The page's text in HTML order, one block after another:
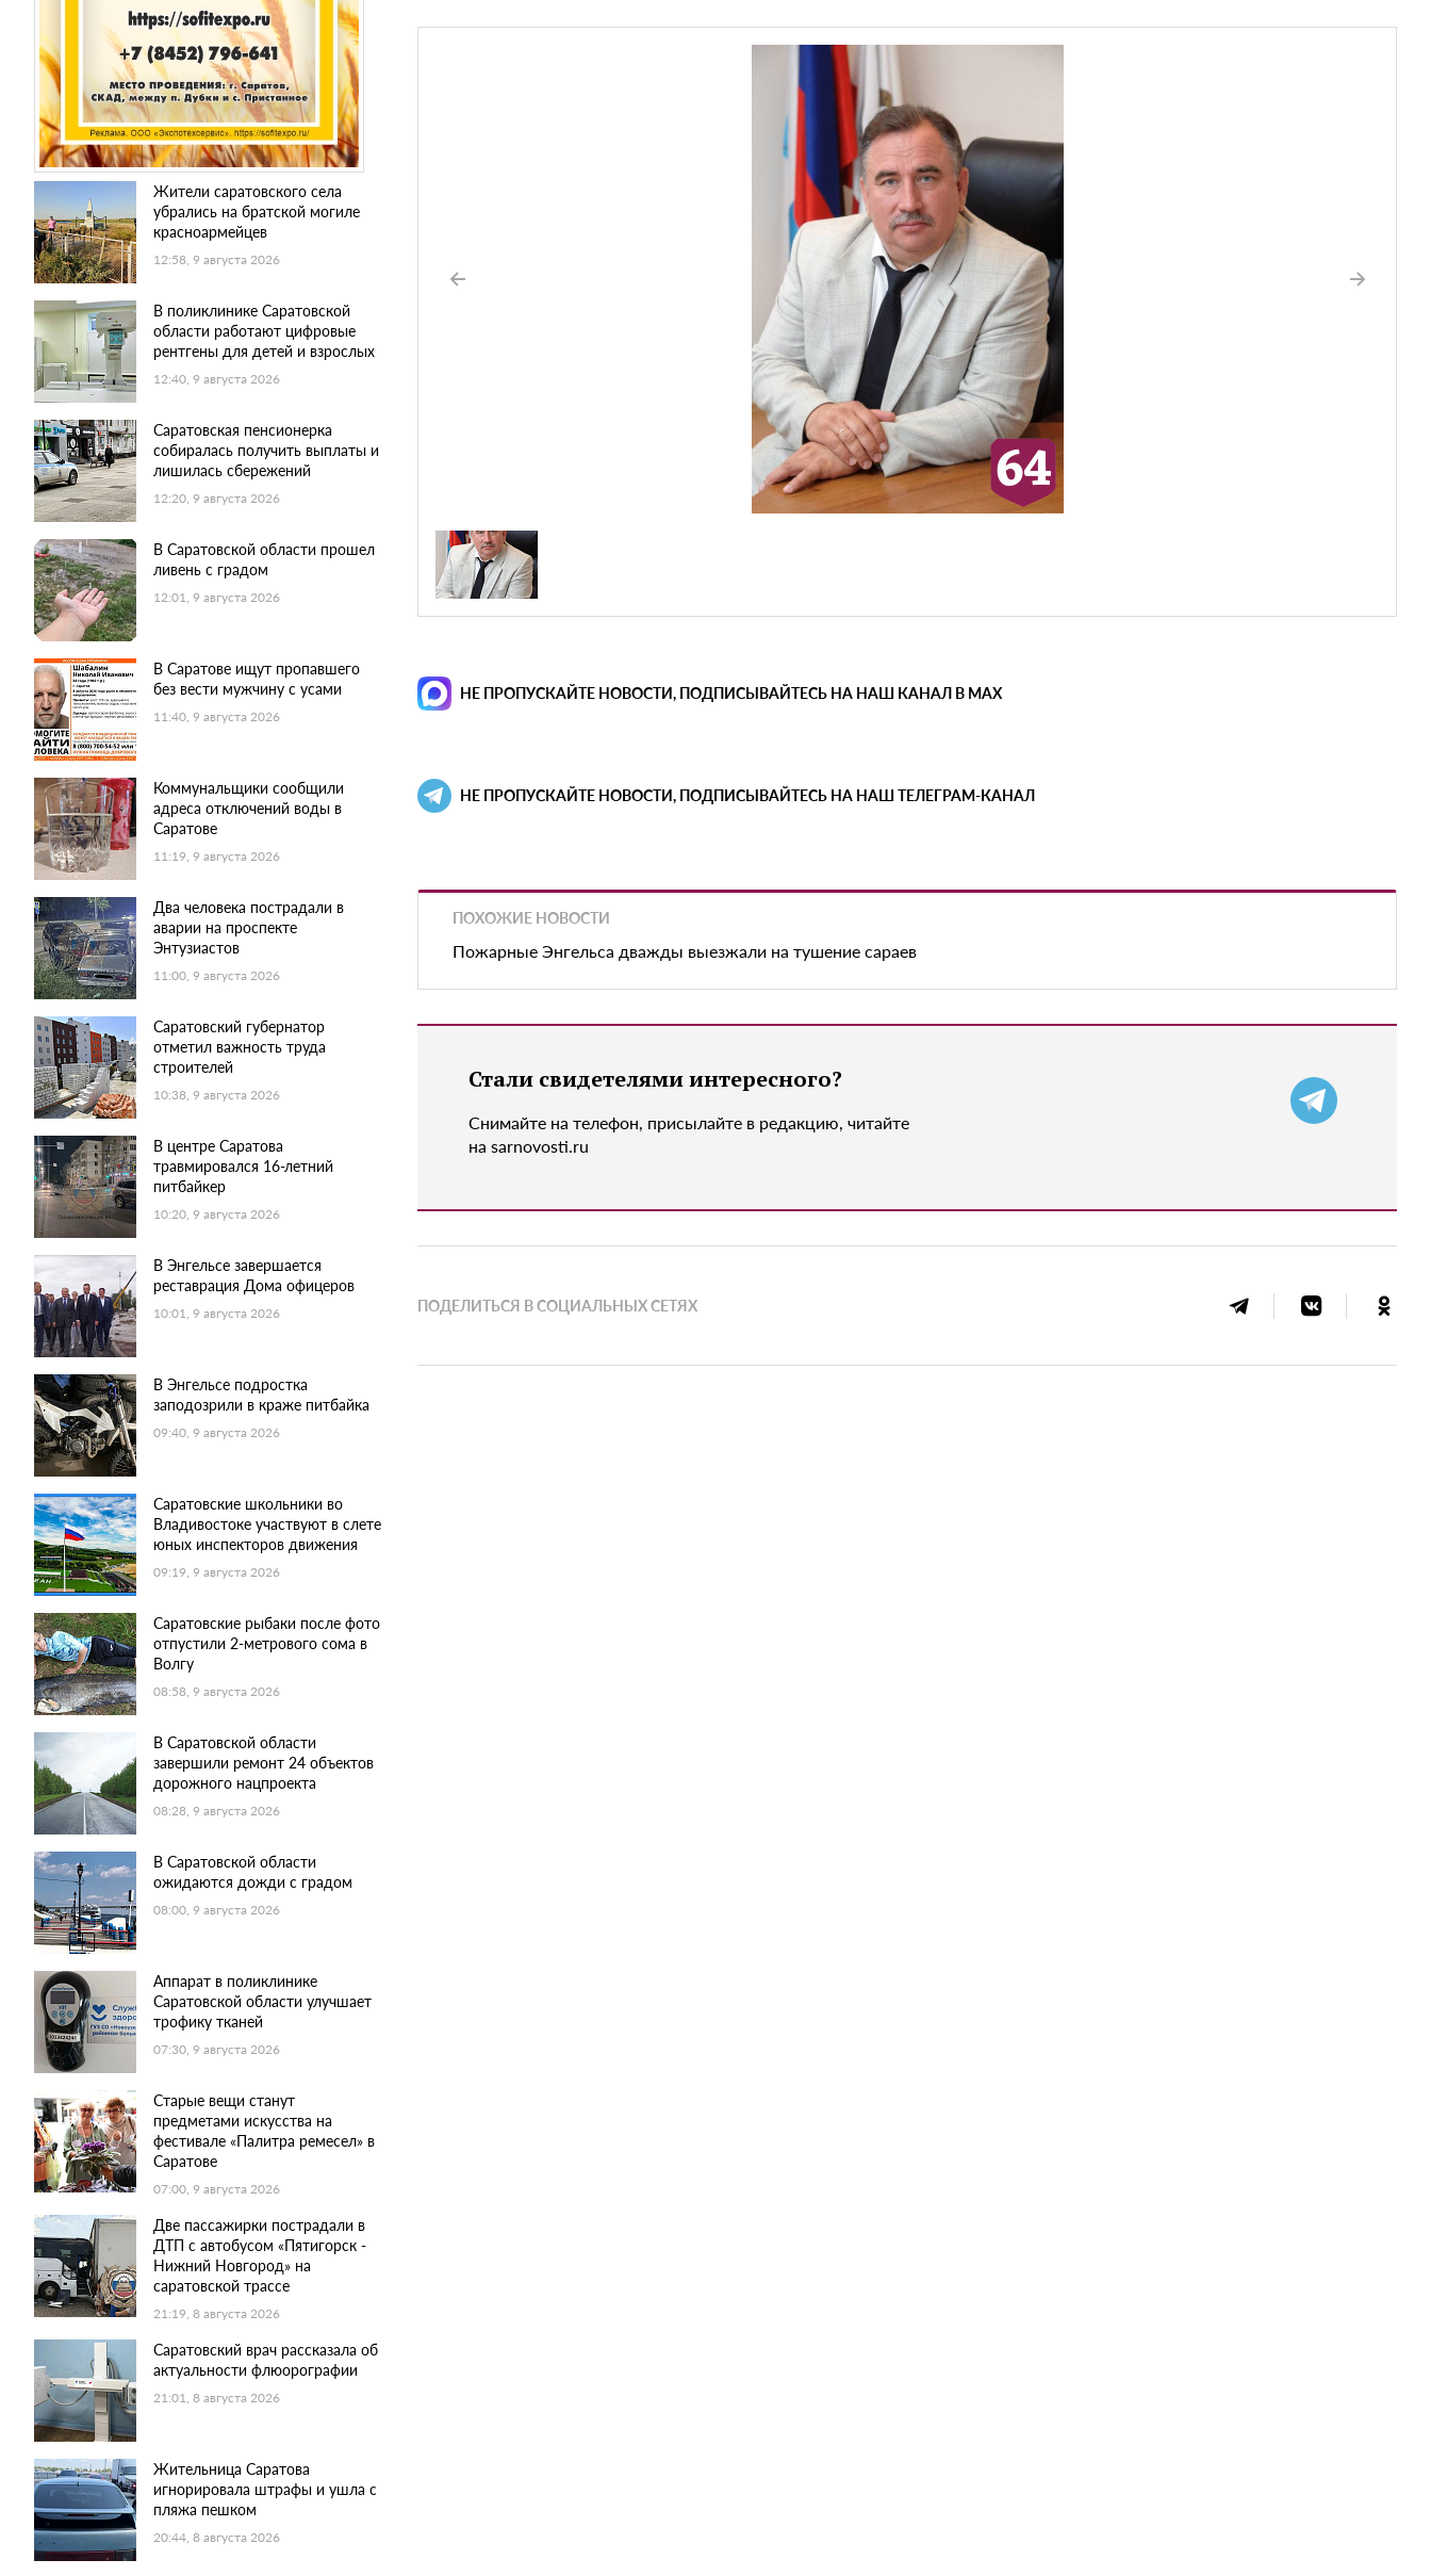
Жители саратовского села
убрались на братской могиле
красноармейцев
12:58, 9 августа 2026
В поликлинике Саратовской
области работают цифровые
рентгены для детей и взрослых
12:40, 9 августа 2026
Саратовская пенсионерка
собиралась получить выплаты и
лишилась сбережений
12:20, 9 августа 2026
В Саратовской области прошел
ливень с градом
12:01, 9 августа 2026
В Саратове ищут пропавшего
без вести мужчину с усами
11:40, 9 августа 2026
Коммунальщики сообщили
адреса отключений воды в
Саратове
11:19, 9 августа 2026
Два человека пострадали в
аварии на проспекте
Энтузиастов
11:00, 9 августа 2026
Саратовский губернатор
отметил важность труда
строителей
10:38, 9 августа 2026
В центре Саратова
травмировался 16-летний
питбайкер
10:20, 9 августа 2026
В Энгельсе завершается
реставрация Дома офицеров
10:01, 9 августа 2026
В Энгельсе подростка
заподозрили в краже питбайка
09:40, 9 августа 2026
Саратовские школьники во
Владивостоке участвуют в слете
юных инспекторов движения
09:19, 9 августа 2026
Саратовские рыбаки после фото
отпустили 2-метрового сома в
Волгу
08:58, 9 августа 2026
В Саратовской области
завершили ремонт 24 объектов
дорожного нацпроекта
08:28, 9 августа 2026
В Саратовской области
ожидаются дожди с градом
08:00, 9 августа 2026
Аппарат в поликлинике
Саратовской области улучшает
трофику тканей
07:30, 9 августа 2026
Старые вещи станут
предметами искусства на
фестивале «Палитра ремесел» в
Саратове
07:00, 9 августа 2026
Две пассажирки пострадали в
ДТП с автобусом «Пятигорск -
Нижний Новгород» на
саратовской трассе
21:19, 8 августа 2026
Саратовский врач рассказала об
актуальности флюорографии
21:01, 8 августа 2026
Жительница Саратова
игнорировала штрафы и ушла с
пляжа пешком
20:44, 8 августа 2026
НЕ ПРОПУСКАЙТЕ НОВОСТИ, ПОДПИСЫВАЙТЕСЬ НА НАШ КАНАЛ В MAX
НЕ ПРОПУСКАЙТЕ НОВОСТИ, ПОДПИСЫВАЙТЕСЬ НА НАШ ТЕЛЕГРАМ-КАНАЛ
ПОХОЖИЕ НОВОСТИ
Пожарные Энгельса дважды выезжали на тушение сараев
Стали свидетелями интересного?
Снимайте на телефон, присылайте в редакцию, читайте
на sarnovosti.ru
ПОДЕЛИТЬСЯ В СОЦИАЛЬНЫХ СЕТЯХ